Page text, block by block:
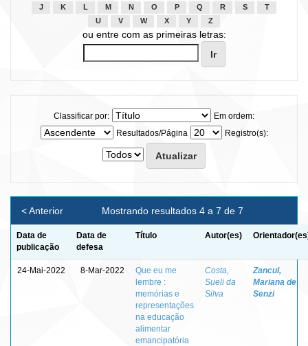
J
K L M N O P Q R S
T
U
V W X Y Z
ou entre com as primeiras letras:
Classificar por:
Em ordem:
Resultados/Página
Registro(s):
Mostrando resultados 4 a 7 de 7
< Anterior
Data de
publicação
Data de
defesa
Título Autor(es)
24-Mai-2022 8-Mar-2022
Que eu me
lembre :
memórias e
representações
na educação
alimentar
emancipatória
Costa,
Sueli da
Silva
Zancul,
Mariana de
Senzi